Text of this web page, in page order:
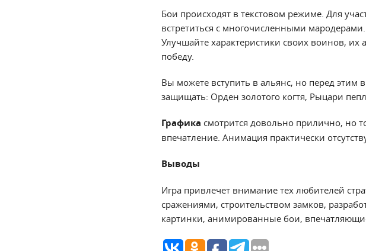
Бои происходят в текстовом режиме. Для
встретиться с многочисленными
Улучшайте характеристики своих воинов,
победу.
Вы можете вступить в альянс, но перед этим
защищать: Орден золотого когтя, Рыцари
Графика смотрится довольно прилично, но
впечатление. Анимация практически
Выводы
Игра привлечет внимание тех любителей
сражениями, строительством замков,
картинки, анимированные бои,